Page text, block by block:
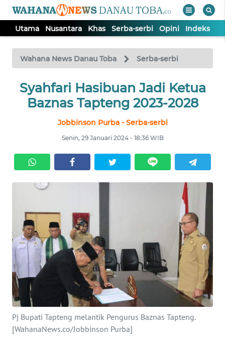
Utama Nusantara Khas Serba-serbi Opini Indeks
Wahana News Danau Toba Serba-serbi
Syahfari Hasibuan Jadi Ketua
Baznas Tapteng 2023-2028
Jobbinson Purba - Serba-serbi
Senin, 29 Januari 2024 - 18:36 WIB
Pj Bupati Tapteng melantik Pengurus Baznas Tapteng.
[WahanaNews.co/Jobbinson Purba]
TV
Tutup
UTAMA
SERBA-
SERBI
OPINI
Informasi
INDEKS
BERITA
KONTAK
KAMI
INFO